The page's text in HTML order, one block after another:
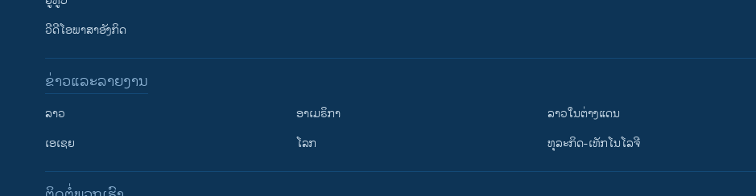
ວີດີໂອພາສາອັງກິດ
ຂ່າວແລະລາຍງານ
ລາວ
ເອເຊຍ
ອາເມຣິກາ
ໂລກ
ລາວໃນຕ່າງແດນ
ທຸລະກິດ-ເທັກໂນໂລຈີ